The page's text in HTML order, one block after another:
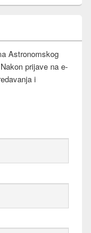
Astronomskog
prijave na e-
i